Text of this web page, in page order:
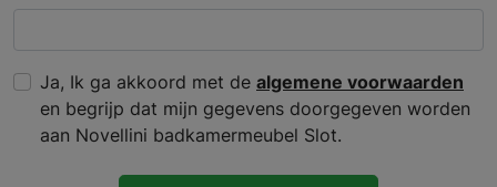
Ja, Ik ga akkoord met de algemene voorwaarden
en begrijp dat mijn gegevens doorgegeven worden
aan Novellini badkamermeubel Slot.